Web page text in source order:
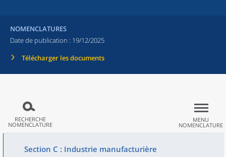
NOMENCLATURES
Date de publication : 19/12/2025
Télécharger les documents
RECHERCHE
NOMENCLATURE
MENU
NOMENCLATURE
Section C : Industrie manufacturière